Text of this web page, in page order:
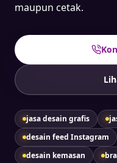
maupun cetak.
jasa desain grafis
desain feed Instagram
desain kemasan